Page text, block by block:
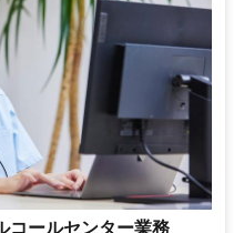
コールセンター業務